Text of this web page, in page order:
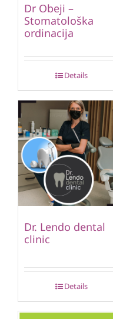
Dr Obeji –
Stomatološka
ordinacija
Details
Dr. Lendo dental
clinic
Details